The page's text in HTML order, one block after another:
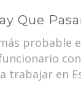
Que
probable
trabajar en